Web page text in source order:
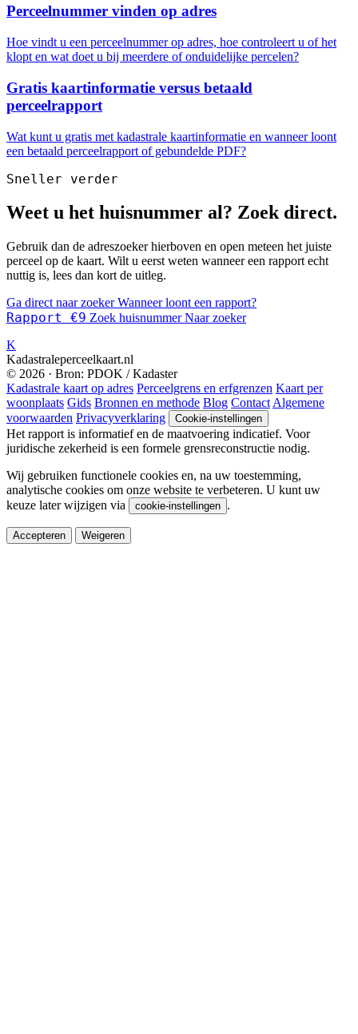
Perceelnummer vinden op adres
Hoe vindt u een perceelnummer op adres, hoe controleert u of het
klopt en wat doet u bij meerdere of onduidelijke percelen?
Gratis kaartinformatie versus betaald
perceelrapport
Wat kunt u gratis met kadastrale kaartinformatie en wanneer loont
een betaald perceelrapport of gebundelde PDF?
Sneller verder
Weet u het huisnummer al? Zoek direct.
Gebruik dan de adreszoeker hierboven en open meteen het juiste
perceel op de kaart. Wilt u eerst weten wanneer een rapport echt
nuttig is, lees dan kort de uitleg.
Ga direct naar zoekerWanneer loont een rapport?
Rapport €9 Zoek huisnummer Naar zoeker
K
Kadastraleperceelkaart.nl
© 2026 · Bron: PDOK / Kadaster
Kadastrale kaart op adres Perceelgrens en erfgrenzen Kaart per
woonplaats Gids Bronnen en methode Blog Contact Algemene
voorwaarden Privacyverklaring Cookie-instellingen
Het rapport is informatief en de maatvoering indicatief. Voor
juridische zekerheid is een formele grensreconstructie nodig.
Wij gebruiken functionele cookies en, na uw toestemming,
analytische cookies om onze website te verbeteren. U kunt uw
keuze later wijzigen via
cookie-instellingen .
Accepteren Weigeren